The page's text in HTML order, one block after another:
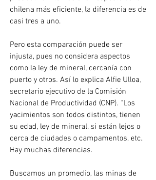
chilena más eficiente, la diferencia es de
casi tres a uno.
Pero esta comparación puede ser
injusta, pues no considera aspectos
como la ley de mineral, cercanía con
puerto y otros. Así lo explica Alfie Ulloa,
secretario ejecutivo de la Comisión
Nacional de Productividad (CNP). “Los
yacimientos son todos distintos, tienen
su edad, ley de mineral, si están lejos o
cerca de ciudades o campamentos, etc.
Hay muchas diferencias.
Buscamos un promedio, las minas de